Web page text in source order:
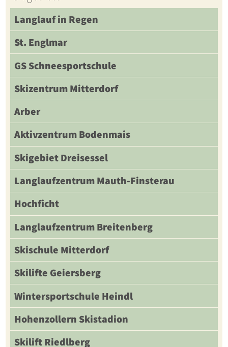
Langlauf in Regen
St. Englmar
GS Schneesportschule
Skizentrum Mitterdorf
Arber
Aktivzentrum Bodenmais
Skigebiet Dreisessel
Langlaufzentrum Mauth-Finsterau
Hochficht
Langlaufzentrum Breitenberg
Skischule Mitterdorf
Skilifte Geiersberg
Wintersportschule Heindl
Hohenzollern Skistadion
Skilift Riedlberg